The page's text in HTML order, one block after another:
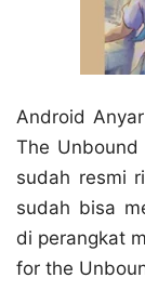
Android
The Unbound
sudah resmi
sudah bisa
di perangkat
for the